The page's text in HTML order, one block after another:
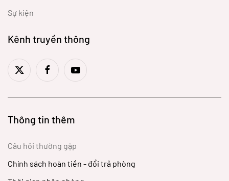
Sự kiện
Kênh truyền thông
Thông tin thêm
Câu hỏi thường gặp
Chính sách hoàn tiền - đổi trả phòng